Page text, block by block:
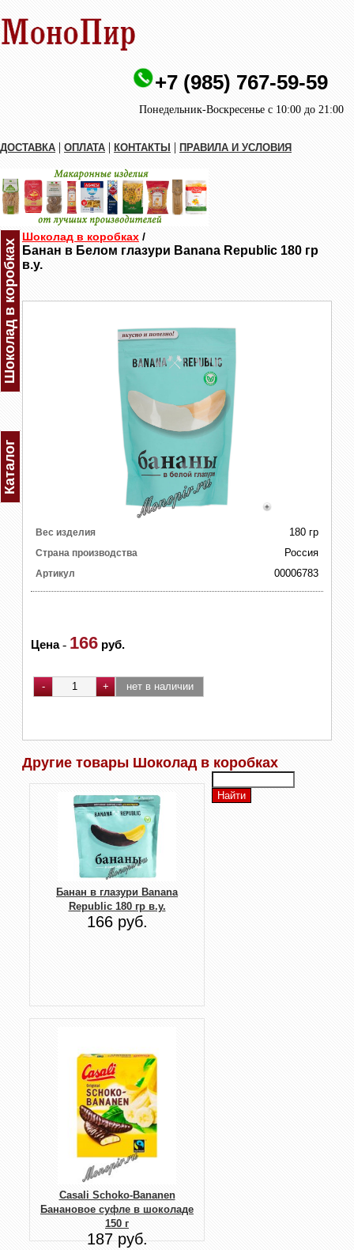
+7 (985) 767-59-59
Понедельник-Воскресенье с 10:00 до 21:00
ДОСТАВКА | ОПЛАТА | КОНТАКТЫ | ПРАВИЛА И УСЛОВИЯ
Шоколад в коробках
Каталог
Шоколад в коробках /
Банан в Белом глазури Banana Republic 180 гр
в.у.
Вес изделия 180 гр
Страна производства Россия
Артикул 00006783
Цена- 166 руб.
Другие товары Шоколад в коробках
Банан в глазури Banana
Republic 180 гр в.у.
166 руб.
Casali Schoko-Bananen
Банановое суфле в шоколаде
150 г
187 руб.